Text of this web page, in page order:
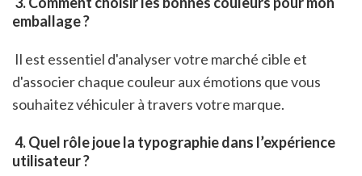
emballage ?
d'associer chaque couleur aux émotions que vous
souhaitez véhiculer à travers votre marque.
utilisateur ?